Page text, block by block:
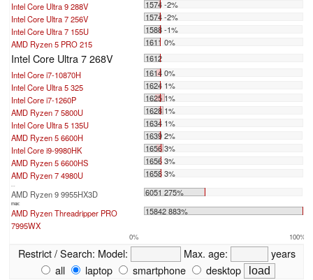
Intel Core Ultra 9 288V
1574 -2%
Intel Core Ultra 7 256V
1574 -2%
Intel Core Ultra 7 155U
1588 -1%
AMD Ryzen 5 PRO 215
1611 0%
Intel Core Ultra 7 268V
1612
Intel Core i7-10870H
1614 0%
Intel Core Ultra 5 325
1624 1%
Intel Core i7-1260P
1625 1%
AMD Ryzen 7 5800U
1628 1%
Intel Core Ultra 5 135U
1634 1%
AMD Ryzen 5 6600H
1639 2%
Intel Core i9-9980HK
1656 3%
AMD Ryzen 5 6600HS
1656 3%
AMD Ryzen 7 4980U
1658 3%
...
AMD Ryzen 9 9955HX3D 6051 275%
max:
AMD Ryzen Threadripper PRO
7995WX
15842 883%
0% 100%
Restrict / Search: Model: Max. age:
years
all
laptop smartphone desktop